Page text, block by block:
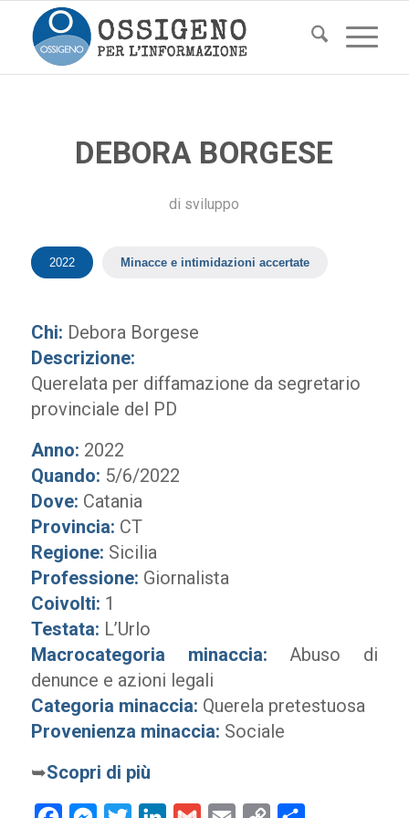
DEBORA BORGESE
di sviluppo
2022 Minacce e intimidazioni accertate
Chi: Debora Borgese
Descrizione:
Querelata per diffamazione da segretario
provinciale del PD
Anno: 2022
Quando: 5/6/2022
Dove: Catania
Provincia: CT
Regione: Sicilia
Professione: Giornalista
Coivolti: 1
Testata: L’Urlo
Macrocategoria minaccia: Abuso di
denunce e azioni legali
Categoria minaccia: Querela pretestuosa
Provenienza minaccia: Sociale
➥Scopri di più